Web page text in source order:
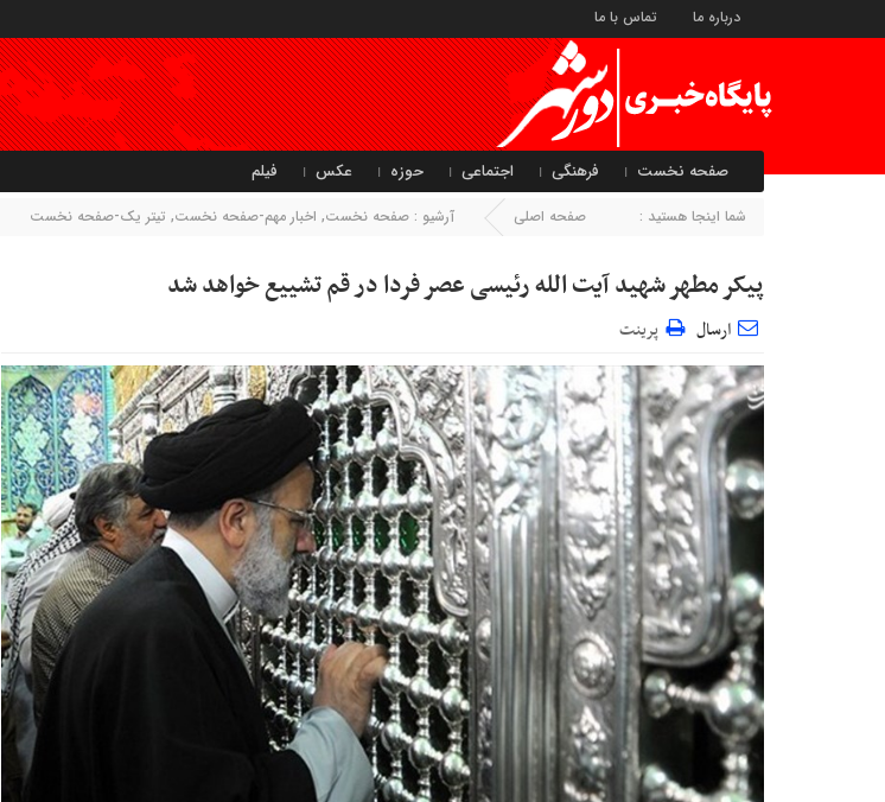
درباره ما تماس با ما
صفحه نخست فرهنگی اجتماعی حوزه عکس فیلم
شما اینجا هستید : صفحه اصلی آرشیو : صفحه نخست, اخبار مهم-صفحه نخست, تیتر یک-صفحه نخست
پیکر مطهر شهید آیت الله رئیسی عصر فردا در قم تشییع خواهد شد
ارسال پرینت